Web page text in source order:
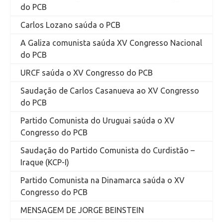
do PCB
Carlos Lozano saúda o PCB
A Galiza comunista saúda XV Congresso Nacional
do PCB
URCF saúda o XV Congresso do PCB
Saudação de Carlos Casanueva ao XV Congresso
do PCB
Partido Comunista do Uruguai saúda o XV
Congresso do PCB
Saudação do Partido Comunista do Curdistão –
Iraque (KCP-I)
Partido Comunista na Dinamarca saúda o XV
Congresso do PCB
MENSAGEM DE JORGE BEINSTEIN